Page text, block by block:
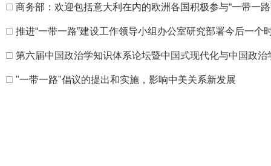
□ 商务部：欢迎包括意大利在内的欧洲各国积极参与“一带一路
□ 推进“一带一路”建设工作领导小组办公室研究部署今后一个
□ 第六届中国政治学知识体系论坛暨中国式现代化与中国政
□ "一带一路"倡议的提出和实施，影响中美关系新发展